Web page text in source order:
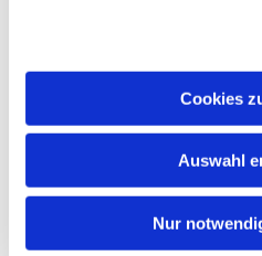
Cookies
Auswahl
Nur
Dies